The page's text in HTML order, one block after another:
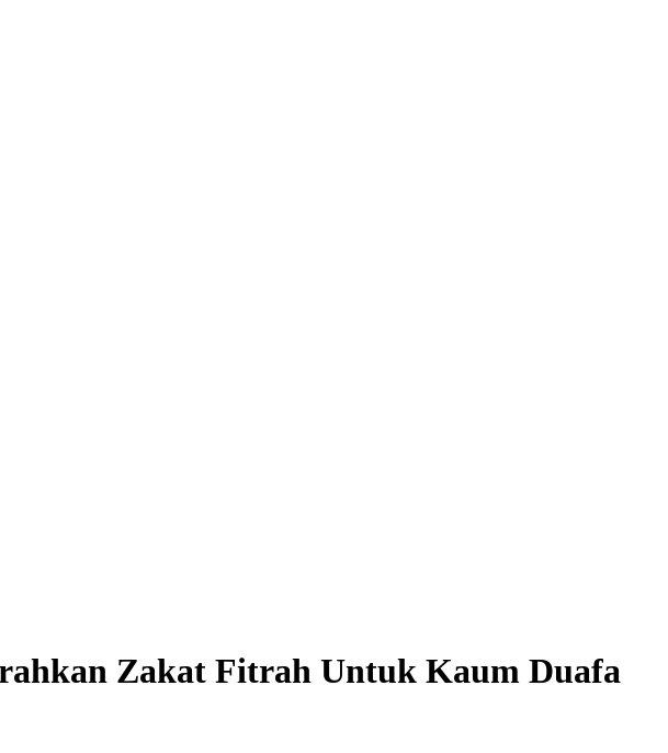
Zakat Fitrah Untuk Kaum Duafa